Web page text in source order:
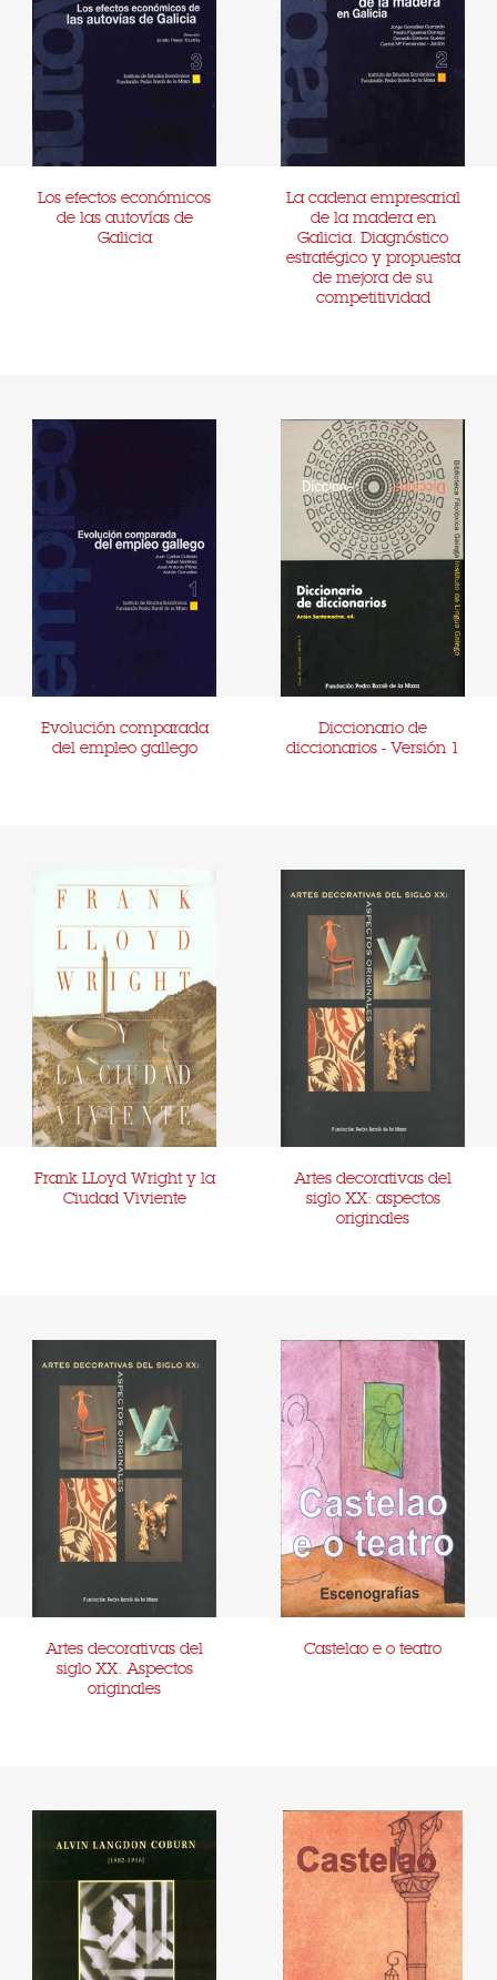
Los efectos económicos
de las autovías de
Galicia
La cadena empresarial
de la madera en
Galicia. Diagnóstico
estratégico y propuesta
de mejora de su
competitividad
Evolución comparada
del empleo gallego
Diccionario de
diccionarios - Versión 1
Frank LLoyd Wright y la
Ciudad Viviente
Artes decorativas del
siglo XX: aspectos
originales
Artes decorativas del
siglo XX. Aspectos
originales
Castelao e o teatro